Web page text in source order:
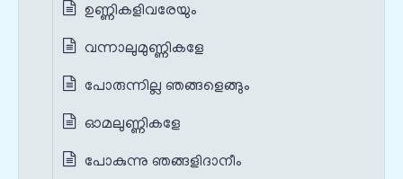
ഉണ്ണികളിവരേയും
വന്നാലുമുണ്ണികളേ
പോരുന്നില്ല ഞങ്ങളെങ്ങും
ഓമലുണ്ണികളേ
പോകുന്നു ഞങ്ങളിദാനീം